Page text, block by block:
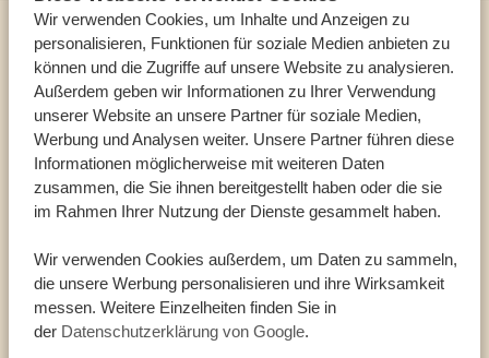
Wir verwenden Cookies, um Inhalte und Anzeigen zu
personalisieren, Funktionen für soziale Medien anbieten zu
können und die Zugriffe auf unsere Website zu analysieren.
Außerdem geben wir Informationen zu Ihrer Verwendung
unserer Website an unsere Partner für soziale Medien,
Werbung und Analysen weiter. Unsere Partner führen diese
Informationen möglicherweise mit weiteren Daten
zusammen, die Sie ihnen bereitgestellt haben oder die sie
im Rahmen Ihrer Nutzung der Dienste gesammelt haben.
Wir verwenden Cookies außerdem, um Daten zu sammeln,
die unsere Werbung personalisieren und ihre Wirksamkeit
messen. Weitere Einzelheiten finden Sie in
der Datenschutzerklärung von Google.
Sprechen Sie mit einem
Reiseberater
UNSERE EXPERTEN HELFEN IHNEN GERN
ANDERE LÄNDER